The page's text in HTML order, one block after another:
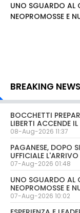
UNO SGUARDO AL
NEOPROMOSSE E
BREAKING NEWS
BOCCHETTI
LIBERTI ACCENDE
08-Aug-2026 11:37
PAGANESE, DOPO
UFFICIALE
07-Aug-2026 01:48
UNO SGUARDO AL
NEOPROMOSSE E
07-Aug-2026 10:02